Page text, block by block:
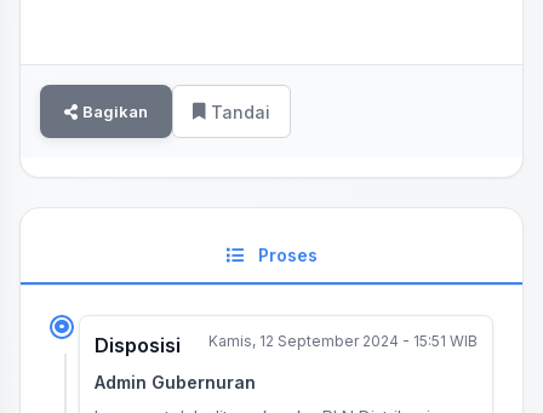
Bagikan Tandai
Proses
Disposisi Kamis, 12 September 2024 - 15:51 WIB
Admin Gubernuran